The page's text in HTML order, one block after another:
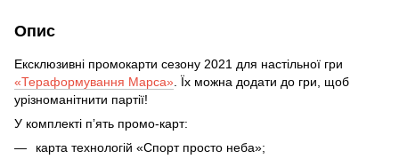
Опис
Ексклюзивні промокарти сезону 2021 для настільної гри
«Тераформування Марса» . Їх можна додати до гри, щоб
урізноманітнити партії!
У комплекті пʼять промо-карт:
карта технологій «Спорт просто неба»;